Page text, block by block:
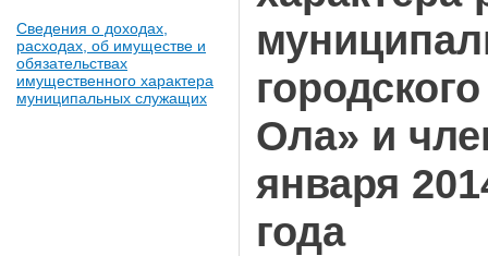
Сведения о доходах,
расходах, об имуществе и
обязательствах
имущественного характера
муниципальных служащих
Ола» и
января
года